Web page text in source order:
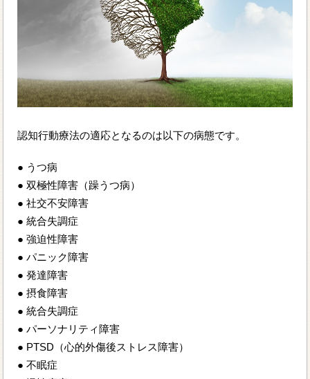
認知行動療法の適応となるのは以下の病態です。
● うつ病
● 双極性障害（躁うつ病）
● 社交不安障害
● 統合失調症
● 強迫性障害
● パニック障害
● 発達障害
● 摂食障害
● 統合失調症
● パーソナリティ障害
● PTSD（心的外傷後ストレス障害）
● 不眠症